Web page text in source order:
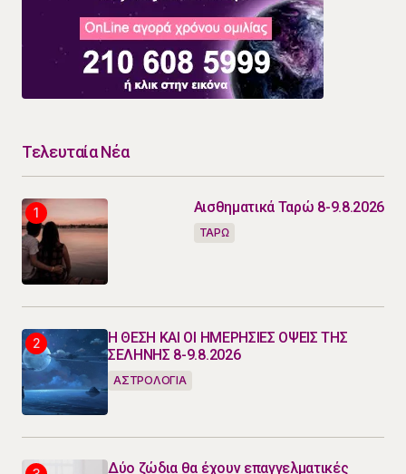
Τελευταία Νέα
Αισθηματικά Ταρώ 8-9.8.2026
ΤΑΡΩ
Η ΘΕΣΗ ΚΑΙ ΟΙ ΗΜΕΡΗΣΙΕΣ ΟΨΕΙΣ ΤΗΣ
ΣΕΛΗΝΗΣ 8-9.8.2026
ΑΣΤΡΟΛΟΓΙΑ
Δύο ζώδια θα έχουν επαγγελματικές